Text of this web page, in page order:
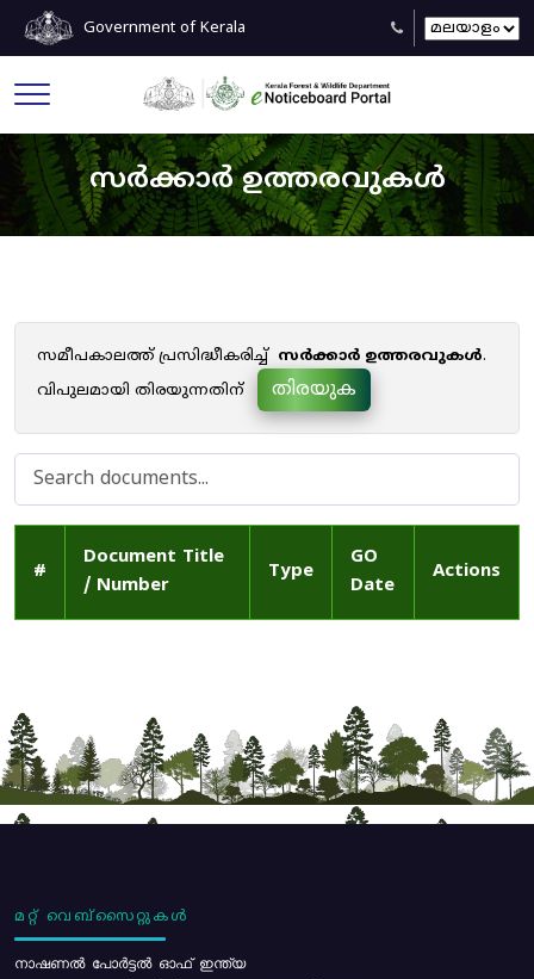
Government of Kerala
സർക്കാർ ഉത്തരവുകൾ
സമീപകാലത്ത് പ്രസിദ്ധീകരിച്ച് സർക്കാർ ഉത്തരവുകൾ.
വിപുലമായി തിരയുന്നതിന്
തിരയുക
#
Document Title
/ Number
Type
GO
Date
Actions
മറ്റ് വെബ്സൈറ്റുകൾ
നാഷണൽ പോർട്ടൽ ഓഫ് ഇന്ത്യ